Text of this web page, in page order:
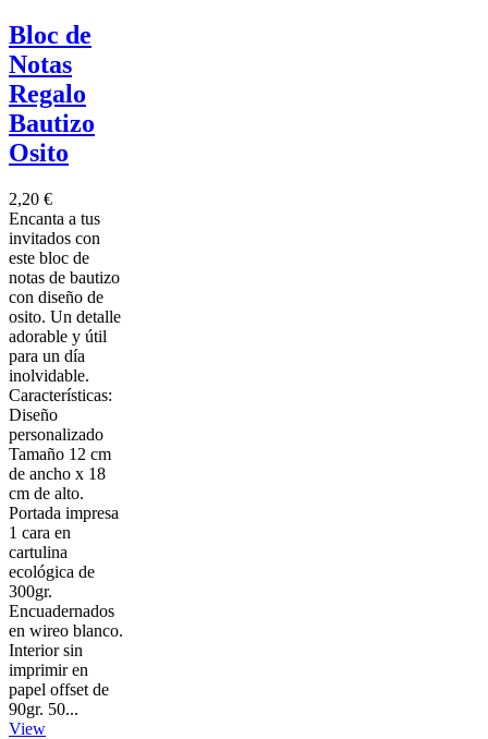
Bloc de
Notas
Regalo
Bautizo
Osito
2,20 €
Encanta a tus
invitados con
este bloc de
notas de bautizo
con diseño de
osito. Un detalle
adorable y útil
para un día
inolvidable.
Características:
Diseño
personalizado
Tamaño 12 cm
de ancho x 18
cm de alto.
Portada impresa
1 cara en
cartulina
ecológica de
300gr.
Encuadernados
en wireo blanco.
Interior sin
imprimir en
papel offset de
90gr. 50...
View